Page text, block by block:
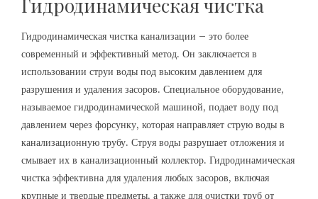
Гидродинамическая чистка
Гидродинамическая чистка канализации – это более
современный и эффективный метод. Он заключается в
использовании струи воды под высоким давлением для
разрушения и удаления засоров. Специальное оборудование,
называемое гидродинамической машиной, подает воду под
давлением через форсунку, которая направляет струю воды в
канализационную трубу. Струя воды разрушает отложения и
смывает их в канализационный коллектор. Гидродинамическая
чистка эффективна для удаления любых засоров, включая
крупные и твердые предметы, а также для очистки труб от